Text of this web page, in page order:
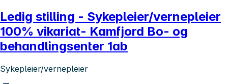
Ledig stilling - Sykepleier/vernepleier
100% vikariat- Kamfjord Bo- og
behandlingsenter 1ab
Sykepleier/vernepleier